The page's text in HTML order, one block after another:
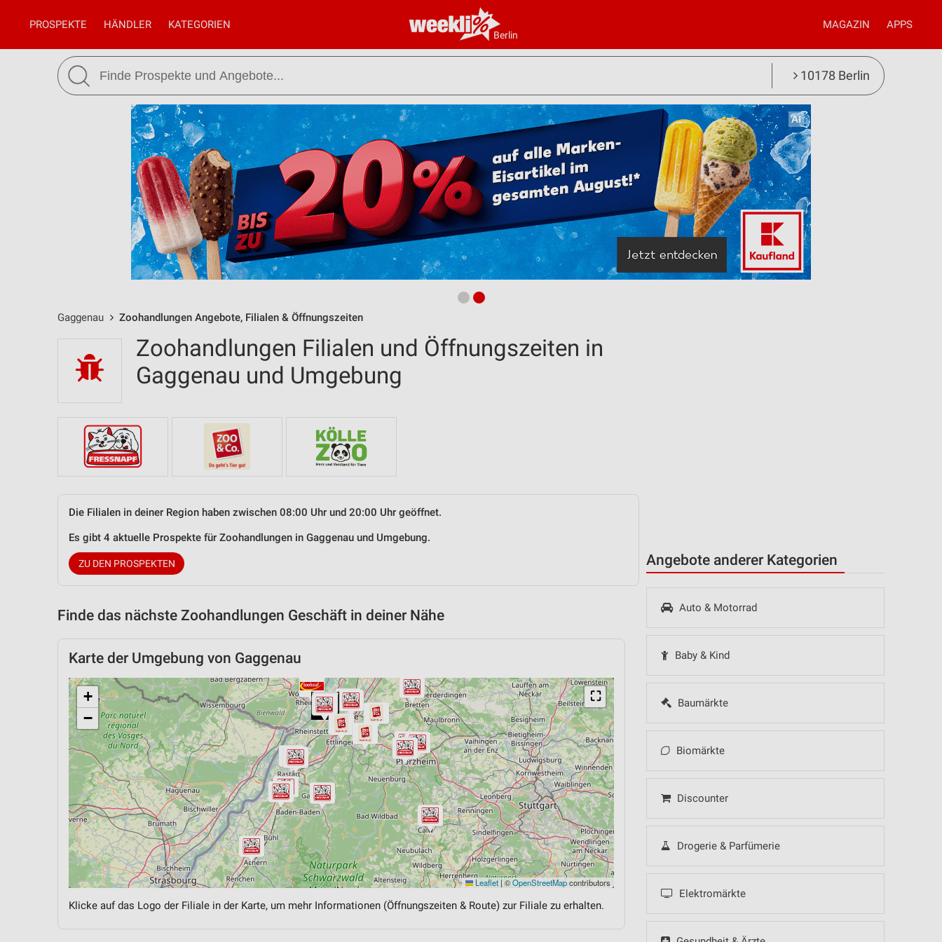
Berlin
PROSPEKTE HÄNDLER KATEGORIEN MAGAZIN APPS
10178 Berlin
Gaggenau Zoohandlungen Angebote, Filialen & Öffnungszeiten
Angebote anderer Kategorien
Auto & Motorrad
Baby & Kind
Baumärkte
Biomärkte
Discounter
Drogerie & Parfümerie
Elektromärkte
Zoohandlungen Filialen und Öffnungszeiten in
Gaggenau und Umgebung
Die Filialen in deiner Region haben zwischen 08:00 Uhr und 20:00 Uhr geöffnet.
Es gibt 4 aktuelle Prospekte für Zoohandlungen in Gaggenau und Umgebung.
ZU DEN PROSPEKTEN
Finde das nächste Zoohandlungen Geschäft in deiner Nähe
Karte der Umgebung von Gaggenau
⛶
+
−
Leaflet|©OpenStreetMapcontributors
Klicke auf das Logo der Filiale in der Karte, um mehr Informationen (Öffnungszeiten & Route) zur Filiale zu erhalten.